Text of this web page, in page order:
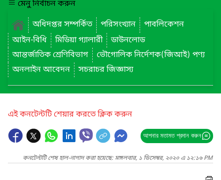
মেনু নির্বাচন করুন
অধিদপ্তর সম্পর্কিত
পরিসংখ্যান
পাবলিকেশন
আইন-বিধি
মিডিয়া গ্যালারী
ডাউনলোড
আন্তর্জাতিক শ্রেণিবিভাগ
ভৌগোলিক নির্দেশক(জিআই) পণ্য
অনলাইন আবেদন
সচরাচর জিজ্ঞাস্য
এই কনটেন্টটি শেয়ার করতে ক্লিক করুন
আপনার মতামত প্রদান করুন
কনটেন্টটি শেষ হাল-নাগাদ করা হয়েছে: মঙ্গলবার, ১ ডিসেম্বর, ২০২০ এ ১২:১৬ PM